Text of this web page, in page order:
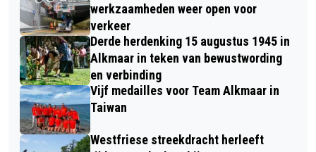
werkzaamheden weer open voor
verkeer
Derde herdenking 15 augustus 1945 in
Alkmaar in teken van bewustwording
en verbinding
Vijf medailles voor Team Alkmaar in
Taiwan
Westfriese streekdracht herleeft